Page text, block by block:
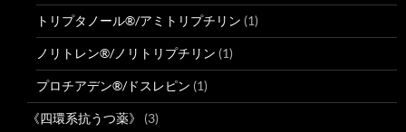
トリプタノール®/アミトリプチリン (1)
ノリトレン®/ノリトリプチリン (1)
プロチアデン®/ドスレピン (1)
《四環系抗うつ薬》 (3)